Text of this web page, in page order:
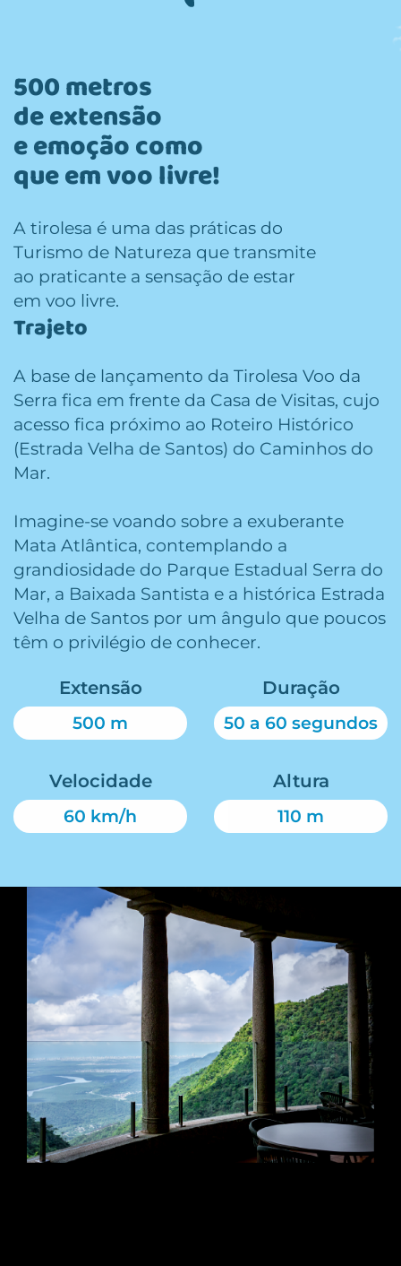
500 metros
de extensão
e emoção como
que em voo livre!
A tirolesa é uma das práticas do
Turismo de Natureza que transmite
ao praticante a sensação de estar
em voo livre.
Trajeto
A base de lançamento da Tirolesa Voo da
Serra fica em frente da Casa de Visitas, cujo
acesso fica próximo ao Roteiro Histórico
(Estrada Velha de Santos) do Caminhos do
Mar.
Imagine-se voando sobre a exuberante
Mata Atlântica, contemplando a
grandiosidade do Parque Estadual Serra do
Mar, a Baixada Santista e a histórica Estrada
Velha de Santos por um ângulo que poucos
têm o privilégio de conhecer.
Extensão
500 m
Duração
50 a 60 segundos
Velocidade
60 km/h
Altura
110 m